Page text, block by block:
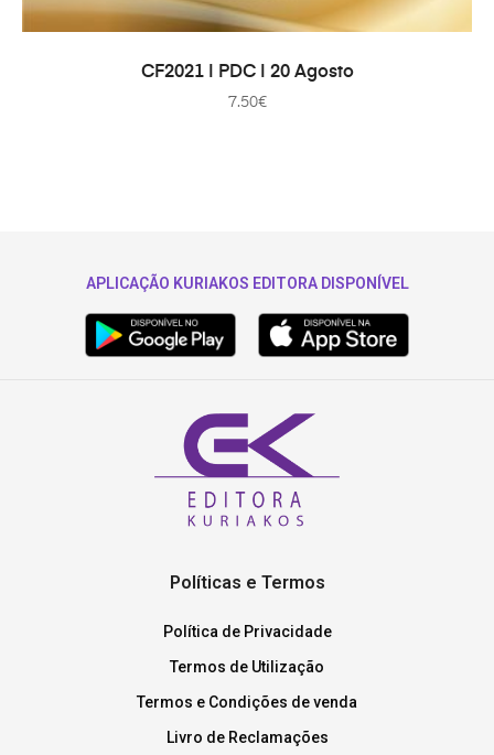
TOEVOEGEN AAN WINKELWAGEN
CF2021 | PDC | 20 Agosto
7.50€
APLICAÇÃO KURIAKOS EDITORA DISPONÍVEL
Políticas e Termos
Política de Privacidade
Termos de Utilização
Termos e Condições de venda
Livro de Reclamações